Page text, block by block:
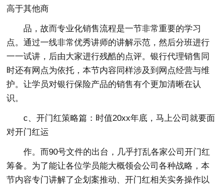
高于其他商
品，故而专业化销售流程是一节非常重要的学习
点。通过一线非常优秀讲师的讲解示范，然后分班进行
一一试讲，后由大家进行残酷的点评。银行代理销售同
时还有网点为依托，本节内容同样涉及到网点经营与维
护。让学员对银行保险产品的销售有个更加清晰在认
识。
c、开门红策略篇：时值20xx年底，马上公司就要面
对开门红运
作。而90号文件的出台，几乎打乱各家公司开门红
筹备。为了能让各位学员能大概领会公司各种战略，本
节内容专门讲解了企划案推动、开门红相关实务操作以